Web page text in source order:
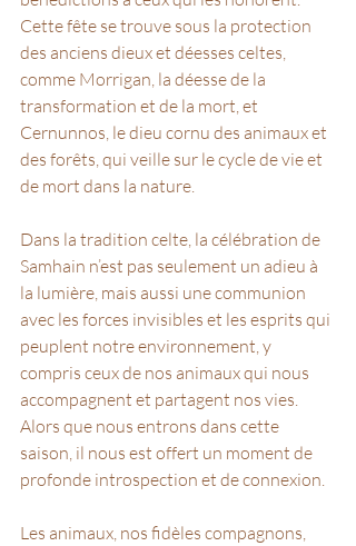
Cette fête se trouve sous la protection
des anciens dieux et déesses celtes,
comme Morrigan, la déesse de la
transformation et de la mort, et
Cernunnos, le dieu cornu des animaux et
des forêts, qui veille sur le cycle de vie et
de mort dans la nature.
Dans la tradition celte, la célébration de
Samhain n’est pas seulement un adieu à
la lumière, mais aussi une communion
avec les forces invisibles et les esprits qui
peuplent notre environnement, y
compris ceux de nos animaux qui nous
accompagnent et partagent nos vies.
Alors que nous entrons dans cette
saison, il nous est offert un moment de
profonde introspection et de connexion.
Les animaux, nos fidèles compagnons,